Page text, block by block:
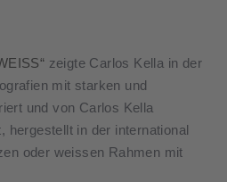
zeigte Carlos Kella in der
mit starken und
und von Carlos Kella
hergestellt in der international
oder weissen Rahmen mit